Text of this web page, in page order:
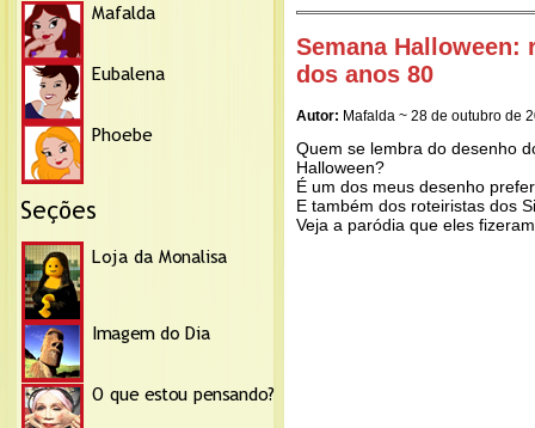
Semana Halloween:
dos anos 80
Autor: Mafalda ~ 28 de outubro de
Quem se lembra do desenho
Halloween?
É um dos meus desenho
E também dos roteiristas dos
Veja a paródia que eles